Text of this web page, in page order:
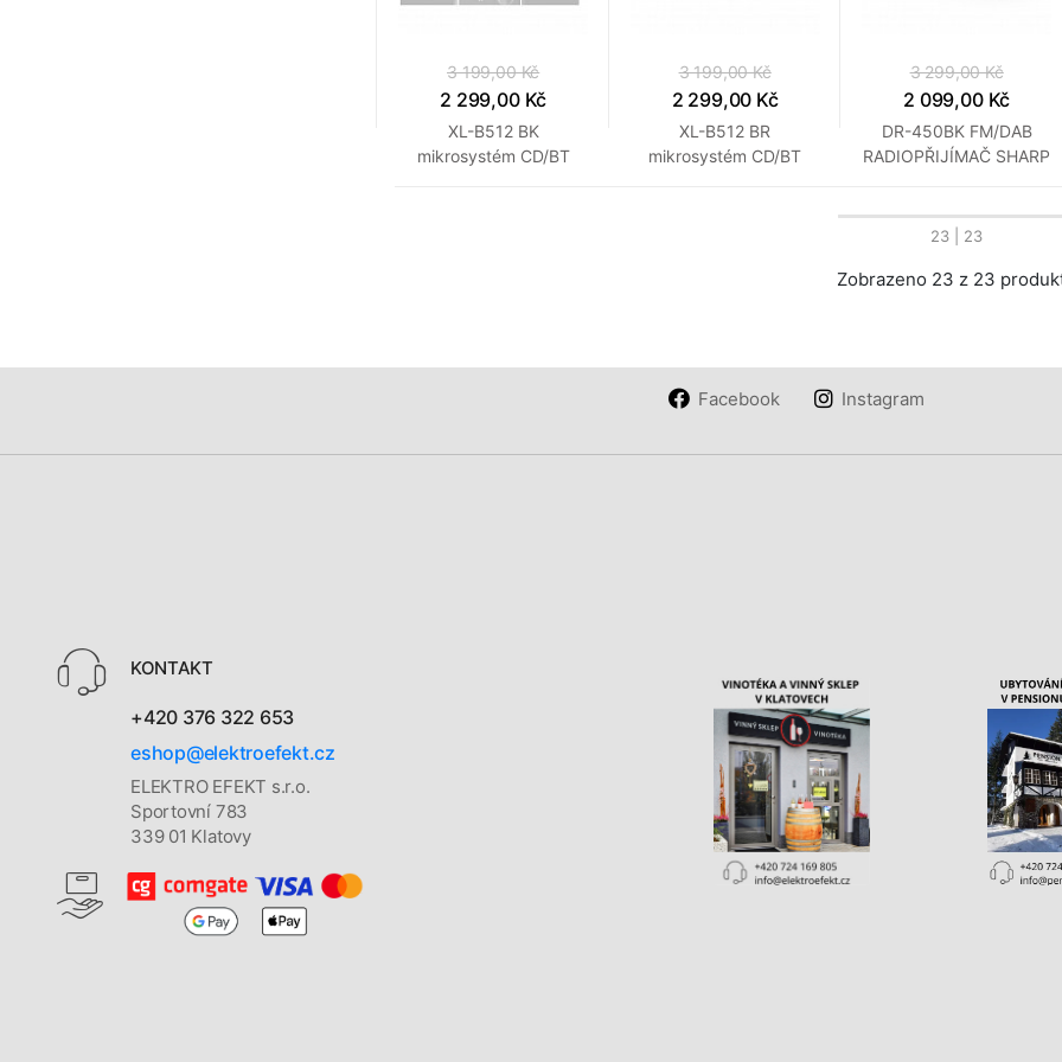
3 199,00 Kč
2 299,00 Kč
XL-B512 BK
mikrosystém CD/BT
3 199,00 Kč
2 299,00 Kč
XL-B512 BR
mikrosystém CD/BT
3 299,00 Kč
2 099,00 Kč
DR-450BK FM/DAB
RADIOPŘIJÍMAČ SHARP
23 | 23
Zobrazeno 23 z 23
Facebook Instagram
KONTAKT
+420 376 322 653
eshop@elektroefekt.cz
ELEKTRO EFEKT s.r.o.
Sportovní 783
339 01 Klatovy